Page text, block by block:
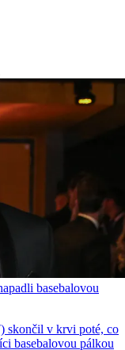
basebalovou
skončil v krvi poté, co
basebalovou pálkou